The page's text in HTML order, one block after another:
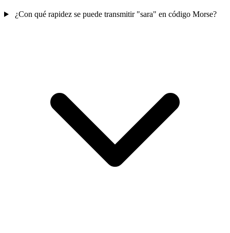
¿Con qué rapidez se puede transmitir "sara" en código Morse?